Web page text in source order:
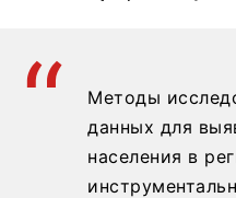
Методы
данных для
населения в